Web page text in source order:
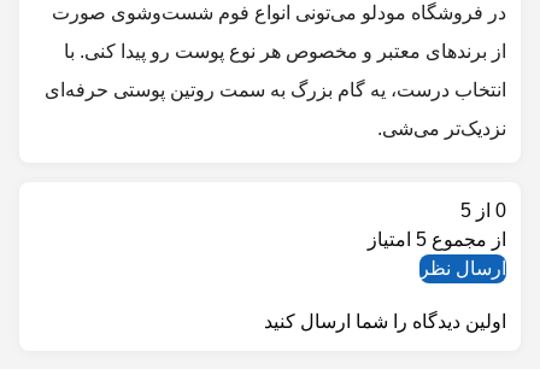
در
می‌تونی انواع فوم شست‌وشوی صورت
از برندهای معتبر و مخصوص هر نوع پوست رو پیدا کنی. با
انتخاب درست، یه گام بزرگ به سمت روتین پوستی حرفه‌ای
از
اولین دیدگاه را شما ارسال کنید